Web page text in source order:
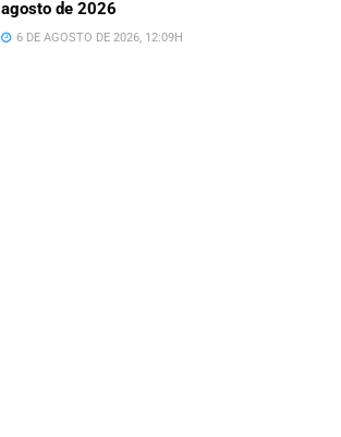
agosto de 2026
6 DE AGOSTO DE 2026, 12:09H